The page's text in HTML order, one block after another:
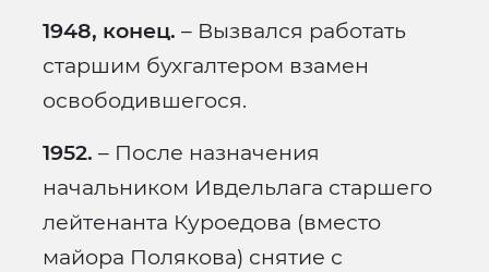
1948, конец. – Вызвался работать
старшим бухгалтером взамен
освободившегося.
1952. – После назначения
начальником Ивдельлага старшего
лейтенанта Куроедова (вместо
майора Полякова) снятие с